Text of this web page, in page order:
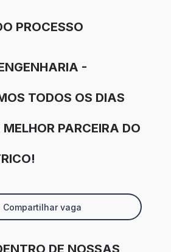
PROCESSO
-
TODOS OS DIAS
PARCEIRA DO
Compartilhar vaga